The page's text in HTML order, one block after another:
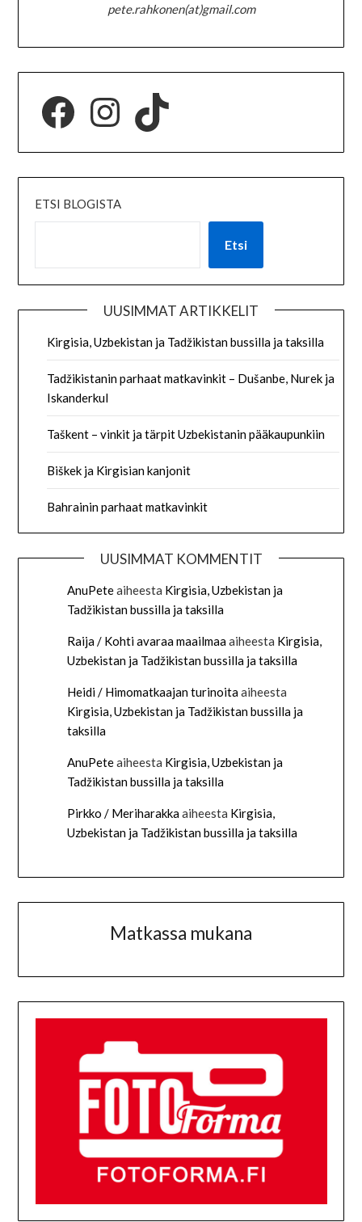
pete.rahkonen(at)gmail.com
ETSI BLOGISTA
Etsi
UUSIMMAT ARTIKKELIT
Kirgisia, Uzbekistan ja Tadžikistan bussilla ja taksilla
Tadžikistanin parhaat matkavinkit – Dušanbe, Nurek ja
Iskanderkul
Taškent – vinkit ja tärpit Uzbekistanin pääkaupunkiin
Biškek ja Kirgisian kanjonit
Bahrainin parhaat matkavinkit
UUSIMMAT KOMMENTIT
AnuPeteaiheesta Kirgisia, Uzbekistan ja
Tadžikistan bussilla ja taksilla
Raija / Kohti avaraa maailmaaaiheesta Kirgisia,
Uzbekistan ja Tadžikistan bussilla ja taksilla
Heidi / Himomatkaajan turinoitaaiheesta
Kirgisia, Uzbekistan ja Tadžikistan bussilla ja
taksilla
AnuPeteaiheesta Kirgisia, Uzbekistan ja
Tadžikistan bussilla ja taksilla
Pirkko / Meriharakkaaiheesta Kirgisia,
Uzbekistan ja Tadžikistan bussilla ja taksilla
Matkassa mukana